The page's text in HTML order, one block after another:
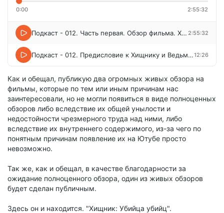
0:00 2:55:32
Подкаст - 012. Часть первая. Обзор фильма. Хищник - Убийца убийц.mp3 2:55:32
Подкаст - 012. Предисловие к Хищнику и Ведьмаку.mp312:26
Как и обещал, публикую два огромных живых обзора на
фильмы, которые по тем или иным причинам нас
заинтересовали, но не могли появиться в виде полноценных
обзоров либо вследствие их общей унылости и
недостойности чрезмерного труда над ними, либо
вследствие их внутреннего содержимого, из-за чего по
понятным причинам появление их на Ютубе просто
невозможно.
Так же, как и обещал, в качестве благодарности за
ожидание полноценного обзора, один из живых обзоров
будет сделан публичным.
Здесь он и находится. "Хищник: Убийца убийц".